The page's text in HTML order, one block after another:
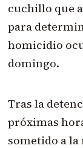
cuchillo que
para
homicidio
domingo.
Tras la
próximas
sometido a